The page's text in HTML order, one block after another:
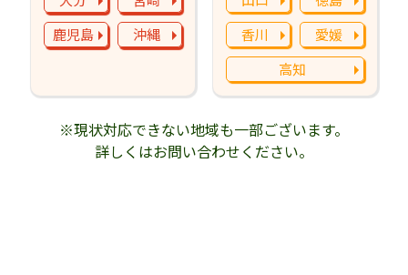
鹿児島
沖縄
香川
愛媛
高知
※現状対応できない地域も一部ございます。
詳しくはお問い合わせください。